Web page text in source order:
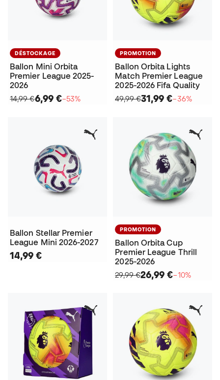
DÉSTOCKAGE
Ballon Mini Orbita
Premier League 2025-
2026
14,99 €6,99 €−53%
PROMOTION
Ballon Orbita Lights
Match Premier League
2025-2026 Fifa Quality
49,99 €31,99 €−36%
Ballon Stellar Premier
League Mini 2026-2027
14,99 €
PROMOTION
Ballon Orbita Cup
Premier League Thrill
2025-2026
29,99 €26,99 €−10%